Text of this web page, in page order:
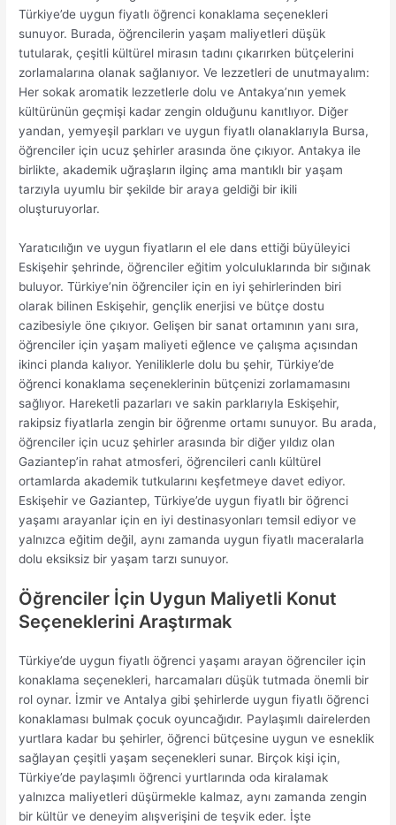
Türkiye’de uygun fiyatlı öğrenci konaklama seçenekleri
sunuyor. Burada, öğrencilerin yaşam maliyetleri düşük
tutularak, çeşitli kültürel mirasın tadını çıkarırken bütçelerini
zorlamalarına olanak sağlanıyor. Ve lezzetleri de unutmayalım:
Her sokak aromatik lezzetlerle dolu ve Antakya’nın yemek
kültürünün geçmişi kadar zengin olduğunu kanıtlıyor. Diğer
yandan, yemyeşil parkları ve uygun fiyatlı olanaklarıyla Bursa,
öğrenciler için ucuz şehirler arasında öne çıkıyor. Antakya ile
birlikte, akademik uğraşların ilginç ama mantıklı bir yaşam
tarzıyla uyumlu bir şekilde bir araya geldiği bir ikili
oluşturuyorlar.
Yaratıcılığın ve uygun fiyatların el ele dans ettiği büyüleyici
Eskişehir şehrinde, öğrenciler eğitim yolculuklarında bir sığınak
buluyor. Türkiye’nin öğrenciler için en iyi şehirlerinden biri
olarak bilinen Eskişehir, gençlik enerjisi ve bütçe dostu
cazibesiyle öne çıkıyor. Gelişen bir sanat ortamının yanı sıra,
öğrenciler için yaşam maliyeti eğlence ve çalışma açısından
ikinci planda kalıyor. Yeniliklerle dolu bu şehir, Türkiye’de
öğrenci konaklama seçeneklerinin bütçenizi zorlamamasını
sağlıyor. Hareketli pazarları ve sakin parklarıyla Eskişehir,
rakipsiz fiyatlarla zengin bir öğrenme ortamı sunuyor. Bu arada,
öğrenciler için ucuz şehirler arasında bir diğer yıldız olan
Gaziantep’in rahat atmosferi, öğrencileri canlı kültürel
ortamlarda akademik tutkularını keşfetmeye davet ediyor.
Eskişehir ve Gaziantep, Türkiye’de uygun fiyatlı bir öğrenci
yaşamı arayanlar için en iyi destinasyonları temsil ediyor ve
yalnızca eğitim değil, aynı zamanda uygun fiyatlı maceralarla
dolu eksiksiz bir yaşam tarzı sunuyor.
Öğrenciler İçin Uygun Maliyetli Konut
Seçeneklerini Araştırmak
Türkiye’de uygun fiyatlı öğrenci yaşamı arayan öğrenciler için
konaklama seçenekleri, harcamaları düşük tutmada önemli bir
rol oynar. İzmir ve Antalya gibi şehirlerde uygun fiyatlı öğrenci
konaklaması bulmak çocuk oyuncağıdır. Paylaşımlı dairelerden
yurtlara kadar bu şehirler, öğrenci bütçesine uygun ve esneklik
sağlayan çeşitli yaşam seçenekleri sunar. Birçok kişi için,
Türkiye’de paylaşımlı öğrenci yurtlarında oda kiralamak
yalnızca maliyetleri düşürmekle kalmaz, aynı zamanda zengin
bir kültür ve deneyim alışverişini de teşvik eder. İşte